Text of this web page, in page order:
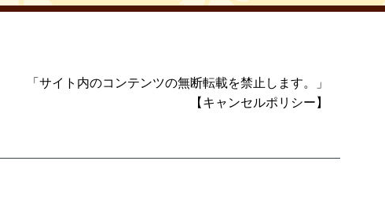
「サイト内のコンテンツの無断転載を禁止します。」
【キャンセルポリシー】